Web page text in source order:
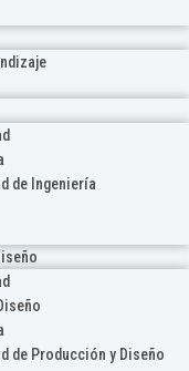
de Ingeniería
de Producción y Diseño